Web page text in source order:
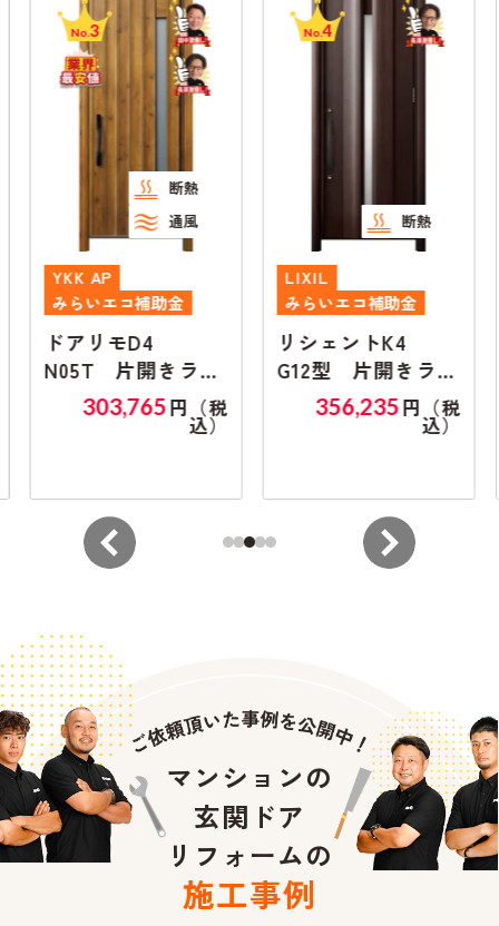
No.3
断熱
通風
YKK AP
みらいエコ補助金
ドアリモD4
N05T 片開きラン
マ無し303,765円（税
込）
No.4
断熱
LIXIL
みらいエコ補助金
リシェントK4
G12型 片開きラン
マ無し356,235円（税
込）
マンションの
玄関ドア
リフォームの
施工事例